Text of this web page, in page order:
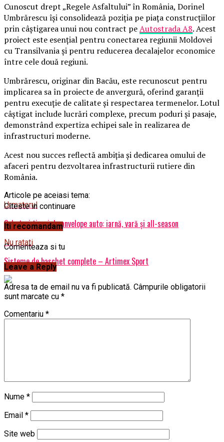
Cunoscut drept „Regele Asfaltului” în România, Dorinel
Umbrărescu își consolidează poziția pe piața construcțiilor
prin câștigarea unui nou contract peAutostrada A8. Acest
proiect este esențial pentru conectarea regiunii Moldovei
cu Transilvania și pentru reducerea decalajelor economice
între cele două regiuni.
Umbrărescu, originar din Bacău, este recunoscut pentru
implicarea sa în proiecte de anvergură, oferind garanții
pentru execuție de calitate și respectarea termenelor. Lotul
câștigat include lucrări complexe, precum poduri și pasaje,
demonstrând expertiza echipei sale în realizarea de
infrastructuri moderne.
Acest nou succes reflectă ambiția și dedicarea omului de
afaceri pentru dezvoltarea infrastructurii rutiere din
România.
Articole pe aceiasi tema:
Urmatorul
Cele trei tipuri de anvelope auto: iarnă, vară și all-season
Nu ratati
Sisteme de baschet complete – Artimex Sport
Citeste in continuare
Iti recomandam
Comenteaza si tu
Leave a Reply
Adresa ta de email nu va fi publicată. Câmpurile obligatorii
sunt marcate cu *
Comentariu *
Nume *
Email *
Site web